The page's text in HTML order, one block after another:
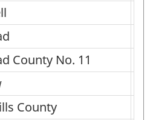
County No. 11
County No. 11
County
County